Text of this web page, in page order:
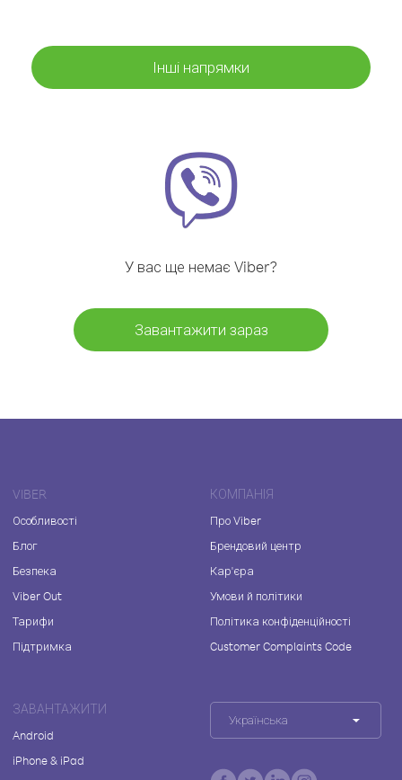
Інші напрямки
У вас ще немає Viber?
Завантажити зараз
VIBER
Особливості
Блог
Безпека
Viber Out
Тарифи
Підтримка
КОМПАНІЯ
Про Viber
Брендовий центр
Кар'єра
Умови й політики
Політика конфіденційності
Customer Complaints Code
ЗАВАНТАЖИТИ
Android
iPhone & iPad
Українська